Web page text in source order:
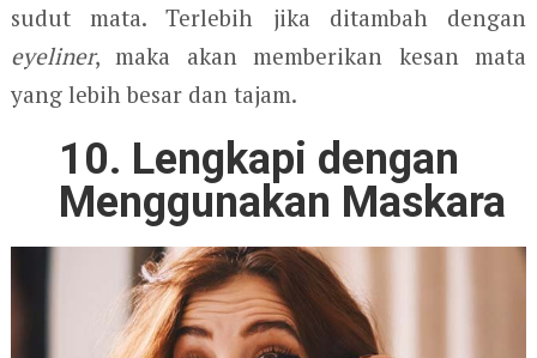
sudut mata. Terlebih jika ditambah dengan
eyeliner, maka akan memberikan kesan mata
yang lebih besar dan tajam.
10. Lengkapi dengan
Menggunakan Maskara